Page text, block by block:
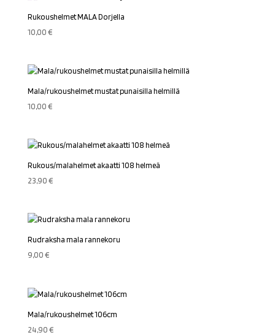
Rukoushelmet MALA Dorjella
10,00€
Mala/rukoushelmet mustat punaisilla helmillä
10,00€
Rukous/malahelmet akaatti 108 helmeä
23,90€
Rudraksha mala rannekoru
9,00€
Mala/rukoushelmet 106cm
24,90€